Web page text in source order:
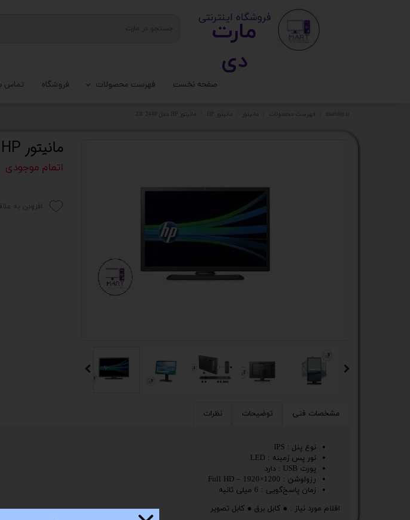
صفحه نخست فهرست محصولات
ستاپ کامل
تجهیزات ذخیره سازی
کامپیوتر رومیزی
لوازم جانبی کامپیوتر
کیس اداری
مینی کیس استوک
imack
فروشگاه تماس
مارت
دی​​​​​​
​ ​فروشگاه اینترنتی
martday.ir فهرست محصولات مانیتور مانیتور HP مانیتور HP مدل ZR 2440
مانیتور HP مدل ZR 2440
اتمام موجودی
افزودن به
مشخصات فنی توضیحات نظرات
نوع پنل : IPS
نور پس زمینه : LED
پورت USB : دارد
رزولوشن : 1200×1920 – Full HD
زمان پاسخ‌گویی : 6 میلی ثانیه
اقلام مورد نیاز : ● کابل برق ● کابل تصویر